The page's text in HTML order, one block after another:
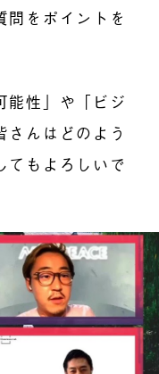
問をポイントを
能性」や「ビジ
さんはどのよう
てもよろしいで